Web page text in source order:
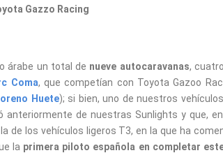
Gazzo Racing
árabe un total de nueve autocaravanas,
Coma, que competían con Toyota Gazoo
Huete); si bien, uno de nuestros
anteriormente de nuestras Sunlights y que,
de los vehículos ligeros T3, en la que ha
la primera piloto española en completar